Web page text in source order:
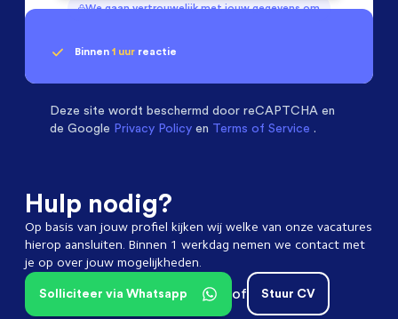
We gaan vertrouwelijk met jouw gegevens om
Binnen 1 uur reactie
Deze site wordt beschermd door reCAPTCHA en
de Google Privacy Policy en Terms of Service .
Hulp nodig?
Op basis van jouw profiel kijken wij welke van onze vacatures
hierop aansluiten. Binnen 1 werkdag nemen we contact met
je op over jouw mogelijkheden.
Stuur CV
of
Solliciteer via Whatsapp